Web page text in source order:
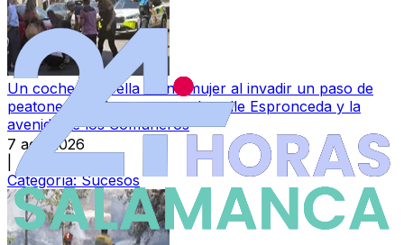
Un coche atropella a una mujer al invadir un paso de
peatones en el cruce entre la calle Espronceda y la
avenida de los Comuneros
7 ago 2026
Categoría:Sucesos